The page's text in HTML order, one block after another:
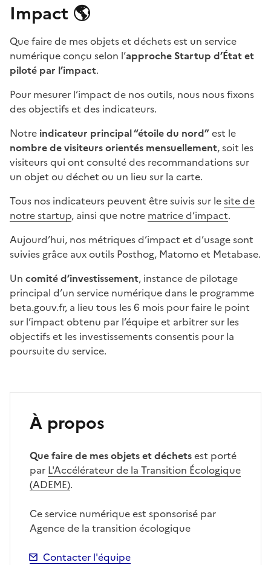
Impact 🌎
Que faire de mes objets et déchets est un service
numérique conçu selon l’approche Startup d’État et
piloté par l’impact.
Pour mesurer l’impact de nos outils, nous nous fixons
des objectifs et des indicateurs.
Notre indicateur principal “étoile du nord”est le
nombre de visiteurs orientés mensuellement, soit les
visiteurs qui ont consulté des recommandations sur
un objet ou déchet ou un lieu sur la carte.
Tous nos indicateurs peuvent être suivis sur lesite de
notre startup, ainsi que notre matrice d’impact.
Aujourd’hui, nos métriques d’impact et d’usage sont
suivies grâce aux outils Posthog, Matomo et Metabase.
Un comité d’investissement, instance de pilotage
principal d’un service numérique dans le programme
beta.gouv.fr, a lieu tous les 6 mois pour faire le point
sur l’impact obtenu par l’équipe et arbitrer sur les
objectifs et les investissements consentis pour la
poursuite du service.
À propos
Que faire de mes objets et déchetsest porté
par L'Accélérateur de la Transition Écologique
(ADEME).
Ce service numérique est sponsorisé par
Agence de la transition écologique
Contacter l'équipe